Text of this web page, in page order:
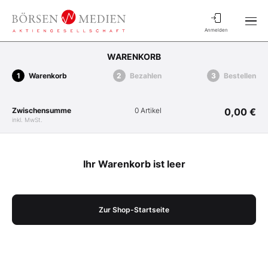
Anmelden
WARENKORB
Warenkorb Bezahlen Bestellen
Zwischensumme
inkl. MwSt.
0 Artikel 0,00 €
Ihr Warenkorb ist leer
Zur Shop-Startseite